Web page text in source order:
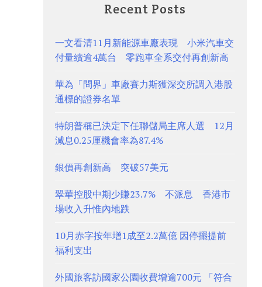
Recent Posts
一文看清11月新能源車廠表現 小米汽車交
付量續逾4萬台 零跑車全系交付再創新高
華為「問界」車廠賽力斯獲深交所調入港股
通標的證券名單
特朗普稱已決定下任聯儲局主席人選 12月
減息0.25厘機會率為87.4%
銀價再創新高 突破57美元
翠華控股中期少賺23.7% 不派息 香港市
場收入升惟內地跌
10月赤字按年增1成至2.2萬億 因停擺提前
福利支出
外國旅客訪國家公園收費增逾700元 「符合